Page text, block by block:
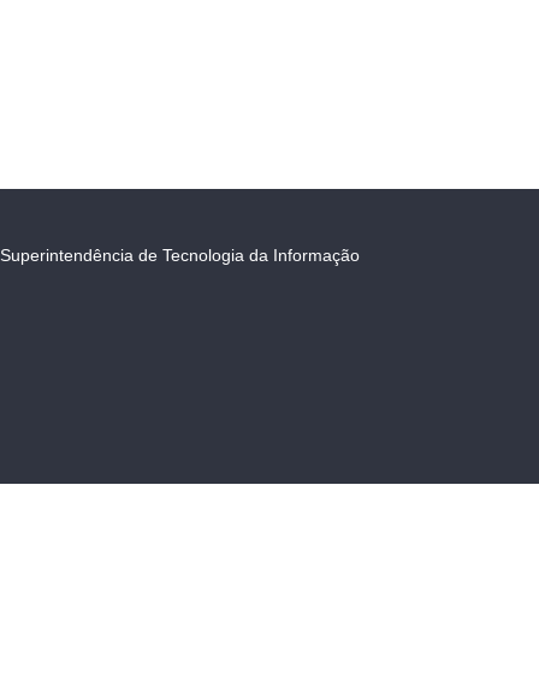
Superintendência de Tecnologia da Informação